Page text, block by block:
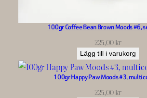
100gr Coffee Bean Brown Moods #6,
225,00kr
Lägg till i varukorg
100gr Happy Paw Moods #3,
225,00kr